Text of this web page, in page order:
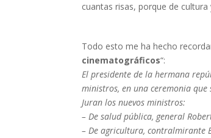
cuantas risas, porque de
Todo esto me ha hecho
cinematográficos“:
El presidente de la hermana
ministros, en una ceremonia
Juran los nuevos ministros:
– De salud pública, general
– De agricultura, contralmirante